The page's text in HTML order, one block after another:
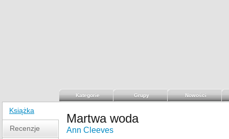
Kategorie Grupy Nowości
Książka
Recenzje
Martwa woda
Ann Cleeves